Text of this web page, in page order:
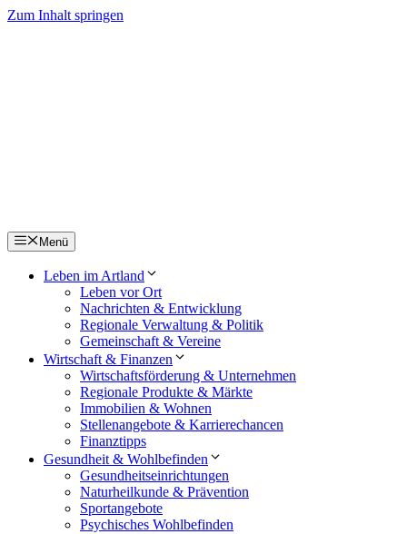
Zum Inhalt springen
Menü
Leben im Artland
Leben vor Ort
Nachrichten & Entwicklung
Regionale Verwaltung & Politik
Gemeinschaft & Vereine
Wirtschaft & Finanzen
Wirtschaftsförderung & Unternehmen
Regionale Produkte & Märkte
Immobilien & Wohnen
Stellenangebote & Karrierechancen
Finanztipps
Gesundheit & Wohlbefinden
Gesundheitseinrichtungen
Naturheilkunde & Prävention
Sportangebote
Psychisches Wohlbefinden